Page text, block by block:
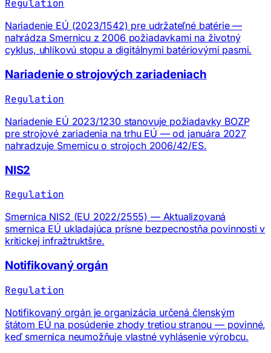
Regulation
Nariadenie EÚ (2023/1542) pre udržateľné batérie —
nahrádza Smernicu z 2006 požiadavkami na životný
cyklus, uhlíkovú stopu a digitálnymi batériovými pasmi.
Nariadenie o strojových zariadeniach
Regulation
Nariadenie EÚ 2023/1230 stanovuje požiadavky BOZP
pre strojové zariadenia na trhu EÚ — od januára 2027
nahradzuje Smernicu o strojoch 2006/42/ES.
NIS2
Regulation
Smernica NIS2 (EU 2022/2555) — Aktualizovaná
smernica EÚ ukladajúca prísne bezpecnostňa povinnosti v
kritickej infražtruktšre.
Notifikovaný orgán
Regulation
Notifikovaný orgán je organizácia určená členským
štátom EÚ na posúdenie zhody tretiou stranou — povinné,
keď smernica neumožňuje vlastné vyhlásenie výrobcu.